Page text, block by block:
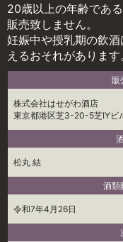
20歳以上の年齢であ
販売致しません。
妊娠中や授乳期の飲
えるおそれがあります
販
株式会社はせがわ酒店
東京都港区芝3-20-5芝IYビ
松丸 結
酒類
令和7年4月26日